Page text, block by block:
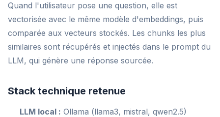
Quand l'utilisateur pose une question, elle est
vectorisée avec le même modèle d'embeddings, puis
comparée aux vecteurs stockés. Les chunks les plus
similaires sont récupérés et injectés dans le prompt du
LLM, qui génère une réponse sourcée.
Stack technique retenue
LLM local : Ollama (llama3, mistral, qwen2.5)